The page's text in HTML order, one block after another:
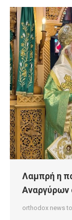
Λαμπρή η
Αναργύρων
orthodox news